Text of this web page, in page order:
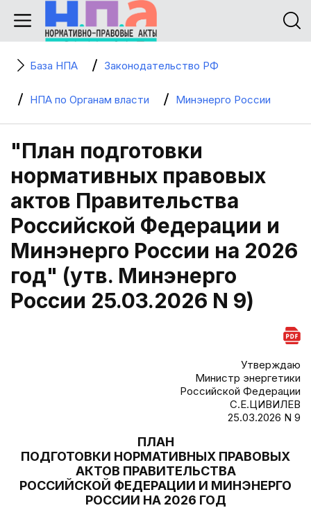
База НПА Законодательство РФ
НПА по Органам власти Минэнерго России
"План подготовки
нормативных правовых
актов Правительства
Российской Федерации и
Минэнерго России на 2026
год" (утв. Минэнерго
России 25.03.2026 N 9)
Утверждаю
Министр энергетики
Российской Федерации
С.Е.ЦИВИЛЕВ
25.03.2026 N 9
ПЛАН
ПОДГОТОВКИ НОРМАТИВНЫХ ПРАВОВЫХ
АКТОВ ПРАВИТЕЛЬСТВА
РОССИЙСКОЙ ФЕДЕРАЦИИ И МИНЭНЕРГО
РОССИИ НА 2026 ГОД